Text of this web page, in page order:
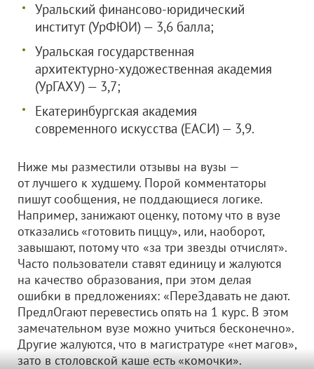
Уральский финансово-юридический
институт (УрФЮИ) — 3,6 балла;
Уральская государственная
архитектурно-художественная академия
(УрГАХУ) — 3,7;
Екатеринбургская академия
современного искусства (ЕАСИ) — 3,9.
Ниже мы разместили отзывы на вузы —
от лучшего к худшему. Порой комментаторы
пишут сообщения, не поддающиеся логике.
Например, занижают оценку, потому что в вузе
отказались «готовить пиццу», или, наоборот,
завышают, потому что «за три звезды отчислят».
Часто пользователи ставят единицу и жалуются
на качество образования, при этом делая
ошибки в предложениях: «ПереЗдавать не дают.
ПредлОгают перевестись опять на 1 курс. В этом
замечательном вузе можно учиться бесконечно».
Другие жалуются, что в магистратуре «нет магов»,
зато в столовской каше есть «комочки».